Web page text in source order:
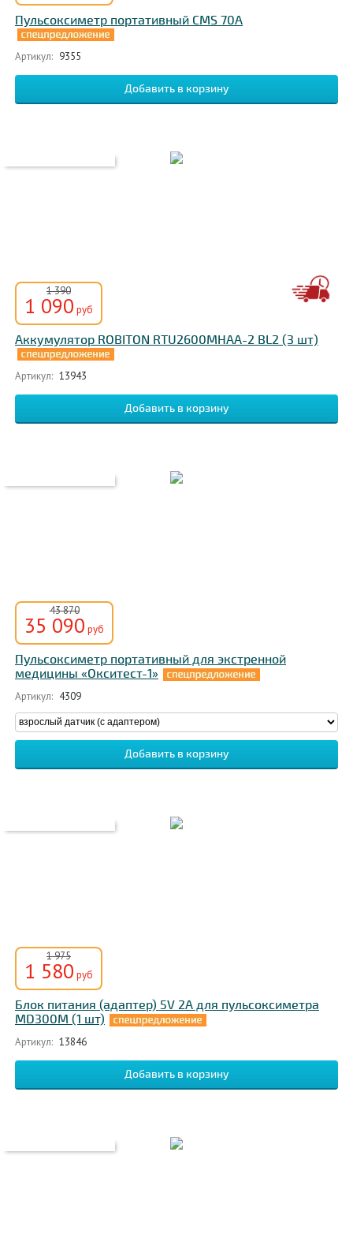
Пульсоксиметр портативный CMS 70A
Артикул: 9355
1 390
1 090 руб
Аккумулятор ROBITON RTU2600MHAA-2 BL2 (3 шт)
Артикул: 13943
43 870
35 090 руб
Пульсоксиметр портативный для экстренной
медицины «Окситест-1»
Артикул: 4309
1 975
1 580 руб
Блок питания (адаптер) 5V 2A для пульсоксиметра
МD300М (1 шт)
Артикул: 13846